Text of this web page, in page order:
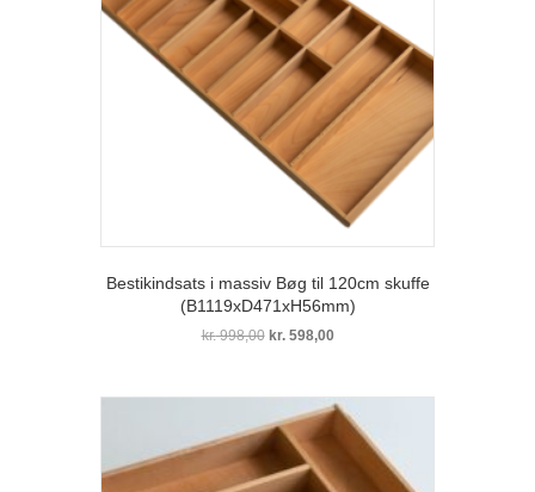
Bestikindsats i massiv Bøg til 120cm skuffe
(B1119xD471xH56mm)
kr.998,00 Den
var:
kr. 998,00.
kr.598,00Den
er:
kr. 598,00.